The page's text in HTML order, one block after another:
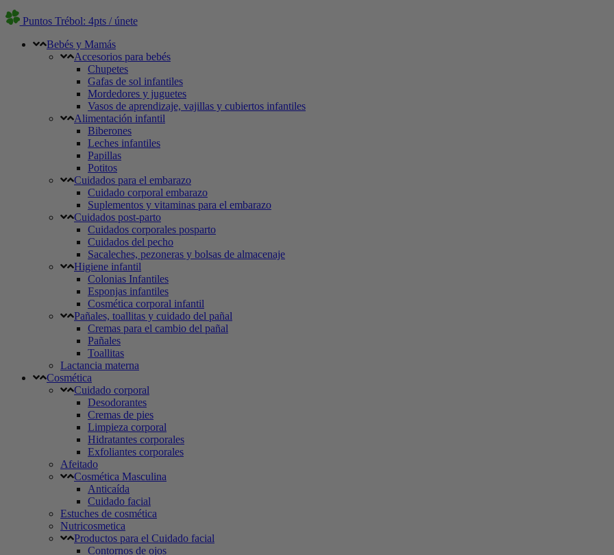
Puntos Trébol: 4pts / únete
Bebés y Mamás
Accesorios para bebés
Chupetes
Gafas de sol infantiles
Mordedores y juguetes
Vasos de aprendizaje, vajillas y cubiertos infantiles
Alimentación infantil
Biberones
Leches infantiles
Papillas
Potitos
Cuidados para el embarazo
Cuidado corporal embarazo
Suplementos y vitaminas para el embarazo
Cuidados post-parto
Cuidados corporales posparto
Cuidados del pecho
Sacaleches, pezoneras y bolsas de almacenaje
Higiene infantil
Colonias Infantiles
Esponjas infantiles
Cosmética corporal infantil
Pañales, toallitas y cuidado del pañal
Cremas para el cambio del pañal
Pañales
Toallitas
Lactancia materna
Cosmética
Cuidado corporal
Desodorantes
Cremas de pies
Limpieza corporal
Hidratantes corporales
Exfoliantes corporales
Afeitado
Cosmética Masculina
Anticaída
Cuidado facial
Estuches de cosmética
Nutricosmetica
Productos para el Cuidado facial
Contornos de ojos